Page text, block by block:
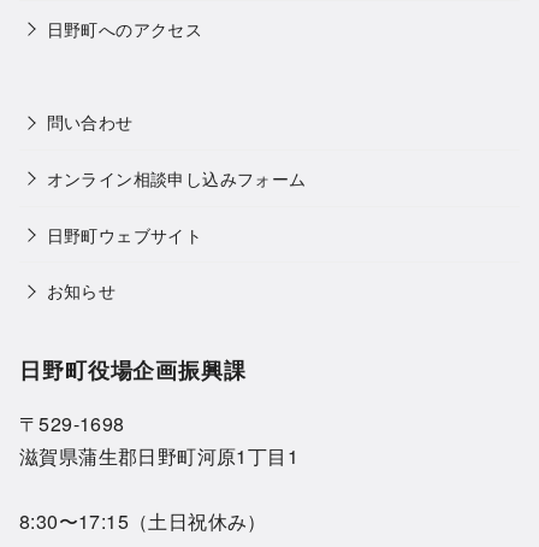
日野町へのアクセス
問い合わせ
オンライン相談申し込みフォーム
日野町ウェブサイト
お知らせ
日野町役場企画振興課
〒529-1698
滋賀県蒲生郡日野町河原1丁目1
8:30〜17:15（土日祝休み）